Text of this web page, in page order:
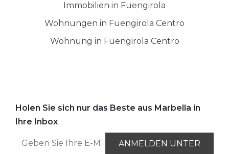
Immobilien in Fuengirola
Wohnungen in Fuengirola Centro
Wohnung in Fuengirola Centro
Holen Sie sich nur das Beste aus Marbella in
Ihre Inbox
ANMELDEN UNTER